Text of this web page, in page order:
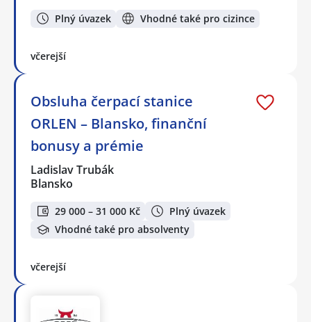
Plný úvazek Vhodné také pro cizince
včerejší
Obsluha čerpací stanice
ORLEN – Blansko, finanční
bonusy a prémie
Ladislav Trubák
Blansko
29 000 – 31 000 Kč
Plný úvazek
Vhodné také pro absolventy
včerejší